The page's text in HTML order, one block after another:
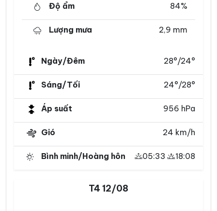
Độ ẩm 84%
Lượng mưa 2,9 mm
Ngày/Đêm 28°/24°
Sáng/Tối 24°/28°
Áp suất 956 hPa
Gió 24 km/h
Bình minh/Hoàng hôn 05:33 18:08
T4 12/08